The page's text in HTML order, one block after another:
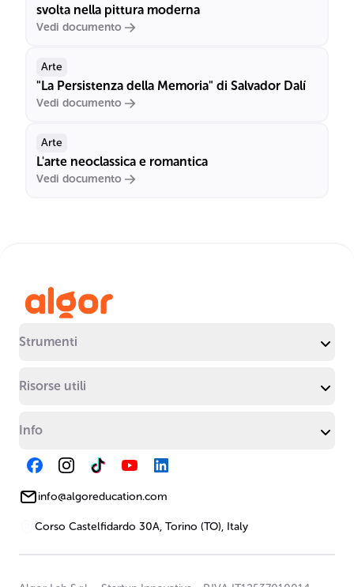
svolta nella pittura moderna
Vedi documento
Arte
"La Persistenza della Memoria" di Salvador Dalí
Vedi documento
Arte
L'arte neoclassica e romantica
Vedi documento
Strumenti
Risorse utili
Info
info@algoreducation.com
Corso Castelfidardo 30A, Torino (TO), Italy